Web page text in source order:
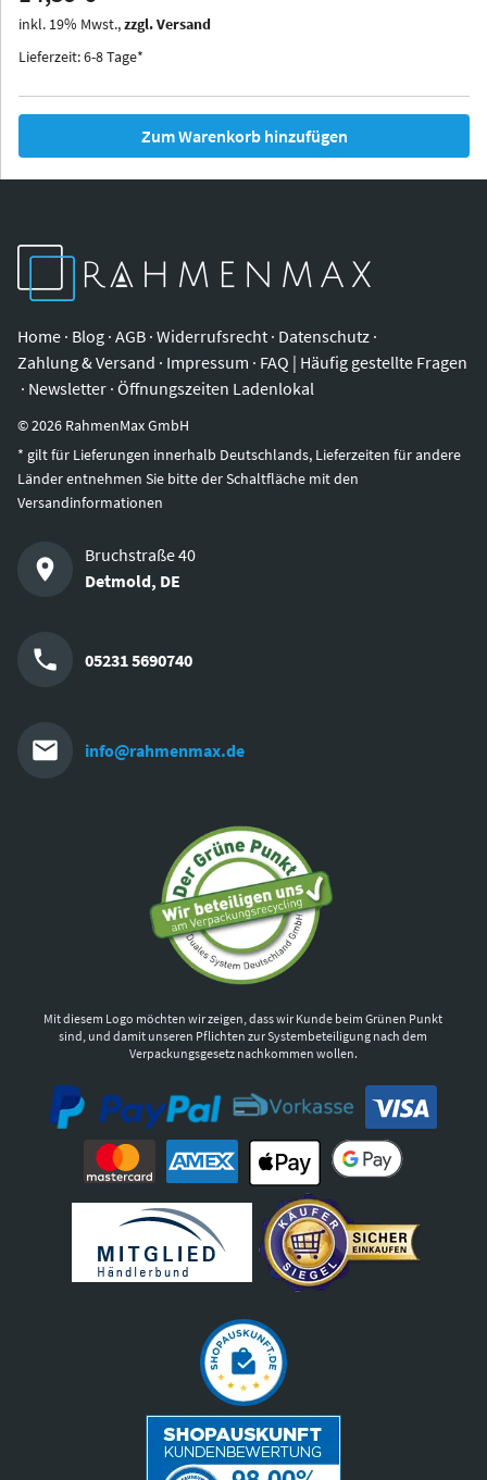
Iowa
inkl. 19% Mwst.,zzgl. Versand
Lieferzeit: 6-8 Tage*
Zum Warenkorb hinzufügen
Home · Blog · AGB · Widerrufsrecht · Datenschutz ·
Zahlung & Versand · Impressum · FAQ | Häufig gestellte Fragen
· Newsletter · Öffnungszeiten Ladenlokal
©2026 RahmenMax GmbH
* gilt für Lieferungen innerhalb Deutschlands, Lieferzeiten für andere
Länder entnehmen Sie bitte der Schaltfläche mit den
Versandinformationen
Bruchstraße 40
Detmold, DE
05231 5690740
info@rahmenmax.de
Mit diesem Logo möchten wir zeigen, dass wir Kunde beim Grünen Punkt
sind, und damit unseren Pflichten zur Systembeteiligung nach dem
Verpackungsgesetz nachkommen wollen.